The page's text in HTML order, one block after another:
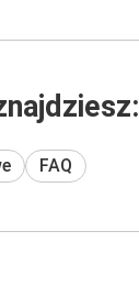
FAQ